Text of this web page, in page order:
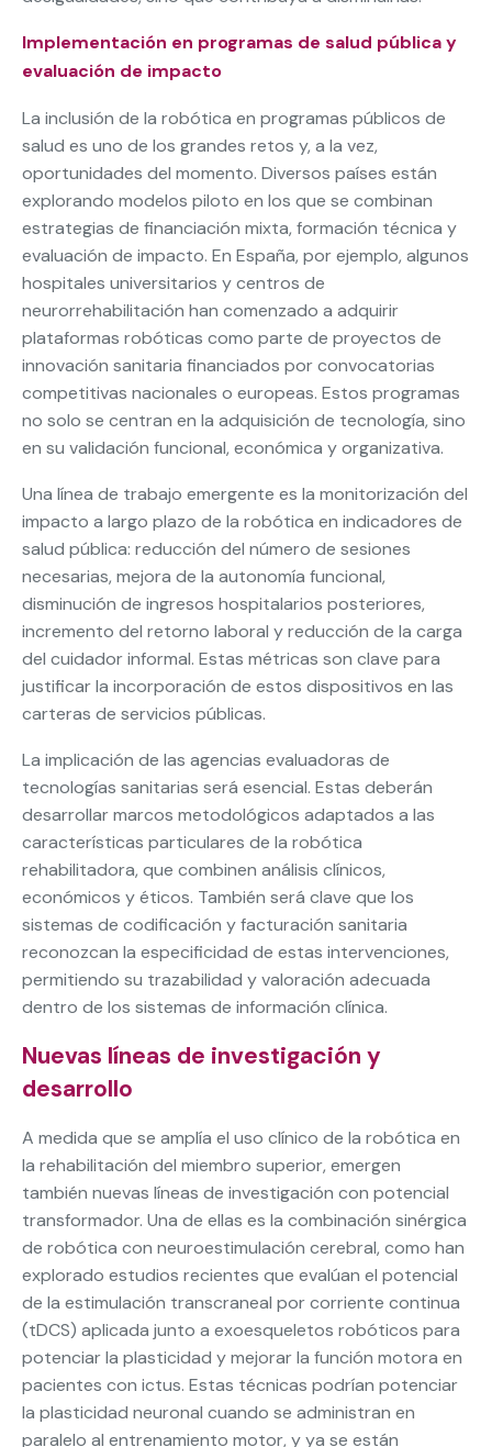
Implementación en programas de salud pública y
evaluación de impacto
La inclusión de la robótica en programas públicos de
salud es uno de los grandes retos y, a la vez,
oportunidades del momento. Diversos países están
explorando modelos piloto en los que se combinan
estrategias de financiación mixta, formación técnica y
evaluación de impacto. En España, por ejemplo, algunos
hospitales universitarios y centros de
neurorrehabilitación han comenzado a adquirir
plataformas robóticas como parte de proyectos de
innovación sanitaria financiados por convocatorias
competitivas nacionales o europeas. Estos programas
no solo se centran en la adquisición de tecnología, sino
en su validación funcional, económica y organizativa.
Una línea de trabajo emergente es la monitorización del
impacto a largo plazo de la robótica en indicadores de
salud pública: reducción del número de sesiones
necesarias, mejora de la autonomía funcional,
disminución de ingresos hospitalarios posteriores,
incremento del retorno laboral y reducción de la carga
del cuidador informal. Estas métricas son clave para
justificar la incorporación de estos dispositivos en las
carteras de servicios públicas.
La implicación de las agencias evaluadoras de
tecnologías sanitarias será esencial. Estas deberán
desarrollar marcos metodológicos adaptados a las
características particulares de la robótica
rehabilitadora, que combinen análisis clínicos,
económicos y éticos. También será clave que los
sistemas de codificación y facturación sanitaria
reconozcan la especificidad de estas intervenciones,
permitiendo su trazabilidad y valoración adecuada
dentro de los sistemas de información clínica.
Nuevas líneas de investigación y
desarrollo
A medida que se amplía el uso clínico de la robótica en
la rehabilitación del miembro superior, emergen
también nuevas líneas de investigación con potencial
transformador. Una de ellas es la combinación sinérgica
de robótica con neuroestimulación cerebral, como han
explorado estudios recientes que evalúan el potencial
de la estimulación transcraneal por corriente continua
(tDCS) aplicada junto a exoesqueletos robóticos para
potenciar la plasticidad y mejorar la función motora en
pacientes con ictus. Estas técnicas podrían potenciar
la plasticidad neuronal cuando se administran en
paralelo al entrenamiento motor, y ya se están